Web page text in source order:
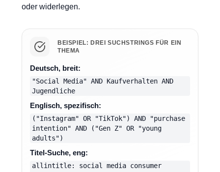
oder widerlegen.
BEISPIEL: DREI SUCHSTRINGS FÜR EIN
THEMA
Deutsch, breit:
"Social Media" AND Kaufverhalten AND
Jugendliche
Englisch, spezifisch:
("Instagram" OR "TikTok") AND "purchase
intention" AND ("Gen Z" OR "young
adults")
Titel-Suche, eng:
allintitle: social media consumer